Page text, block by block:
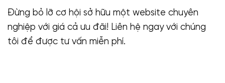
Đừng bỏ lỡ cơ hội sở hữu một website chuyên
nghiệp với giá cả ưu đãi! Liên hệ ngay với chúng
tôi để được tư vấn miễn phí.